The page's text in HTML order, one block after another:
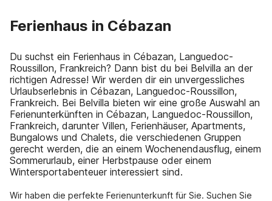
Ferienhaus in Cébazan
Du suchst ein Ferienhaus in Cébazan, Languedoc-
Roussillon, Frankreich? Dann bist du bei Belvilla an der
richtigen Adresse! Wir werden dir ein unvergessliches
Urlaubserlebnis in Cébazan, Languedoc-Roussillon,
Frankreich. Bei Belvilla bieten wir eine große Auswahl an
Ferienunterkünften in Cébazan, Languedoc-Roussillon,
Frankreich, darunter Villen, Ferienhäuser, Apartments,
Bungalows und Chalets, die verschiedenen Gruppen
gerecht werden, die an einem Wochenendausflug, einem
Sommerurlaub, einer Herbstpause oder einem
Wintersportabenteuer interessiert sind.
Wir haben die perfekte Ferienunterkunft für Sie. Suchen Sie